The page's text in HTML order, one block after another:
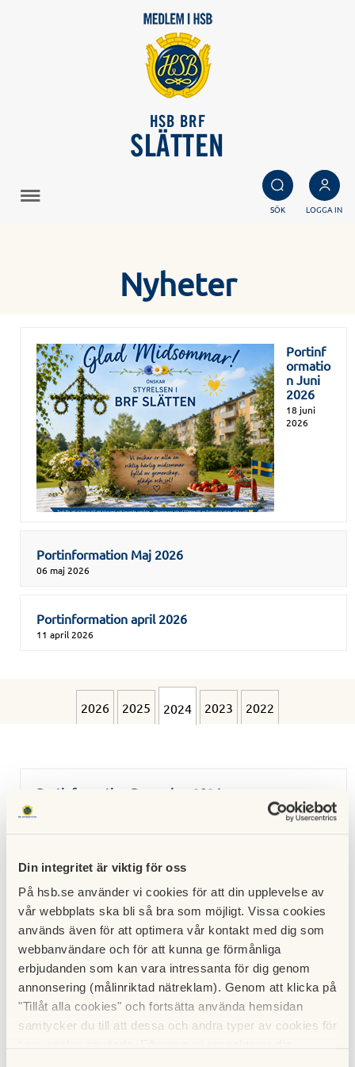
Din integritet är viktig för oss
På hsb.se använder vi cookies för att din upplevelse av
vår webbplats ska bli så bra som möjligt. Vissa cookies
används även för att optimera vår kontakt med dig som
webbanvändare och för att kunna ge förmånliga
erbjudanden som kan vara intressanta för dig genom
annonsering (målinriktad nätreklam). Genom att klicka på
"Tillåt alla cookies" och fortsätta använda hemsidan
samtycker du till att dessa och andra typer av cookies för
HSB BRF
SLÄTTEN
SÖK LOGGA IN
Nyheter
Portinf
ormatio
n Juni
2026
18 juni
2026
Portinformation Maj 2026
06 maj 2026
Portinformation april 2026
11 april 2026
2026 2025 2024 2023 2022
Portinformation December 2024
02 december 2024
Portinformation November 2024
17 november 2024
Portinformation Oktober 2024
16 oktober 2024